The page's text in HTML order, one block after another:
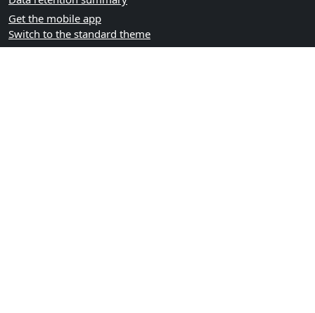
Get the mobile app
Switch to the standard theme